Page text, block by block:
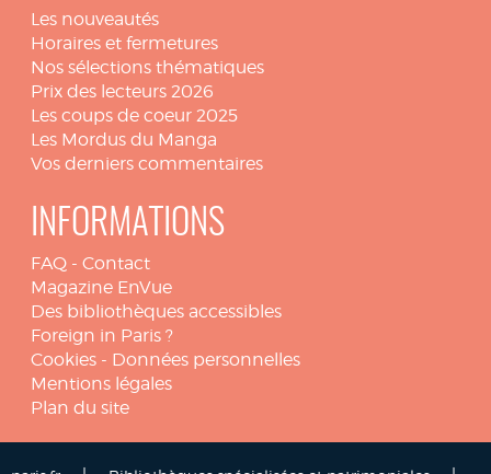
Les nouveautés
Horaires et fermetures
Nos sélections thématiques
Prix des lecteurs 2026
Les coups de coeur 2025
Les Mordus du Manga
Vos derniers commentaires
INFORMATIONS
FAQ - Contact
Magazine EnVue
Des bibliothèques accessibles
Foreign in Paris ?
Cookies - Données personnelles
Mentions légales
Plan du site